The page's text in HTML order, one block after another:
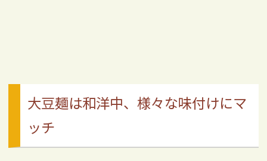
大豆麺は和洋中、様々な味付けにマ
ッチ